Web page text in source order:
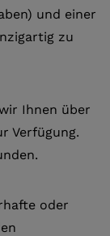
und einer
zu
Ihnen über
Verfügung.
oder